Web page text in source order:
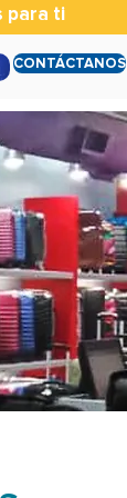
para ti
CONTÁCTANOS